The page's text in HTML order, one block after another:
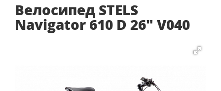
Велосипед STELS
Navigator 610 D 26" V040